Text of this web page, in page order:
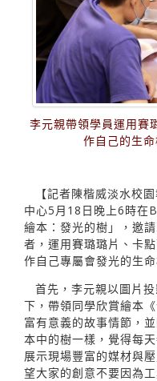
李元親帶領學員運用賽
作自己的生命
【記者陳楷威淡水校
中心5月18日晚上6時在
繪本：發光的樹」，邀
者，運用賽璐璐片、卡
作自己專屬會發光的生命
首先，李元親以圖片
下，帶領同學欣賞繪本
富有意義的故事情節，
本中的樹一樣，覺得每
展示現場豐富的媒材與
望大家的創意不要因為